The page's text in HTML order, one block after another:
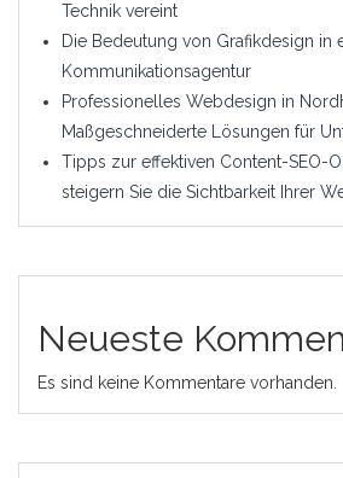
Technik vereint
Die Bedeutung von Grafikdesign in
Kommunikationsagentur
Professionelles Webdesign in
Maßgeschneiderte Lösungen für
Tipps zur effektiven Content-SEO-
steigern Sie die Sichtbarkeit Ihrer
Neueste
Es sind keine Kommentare vorhanden.